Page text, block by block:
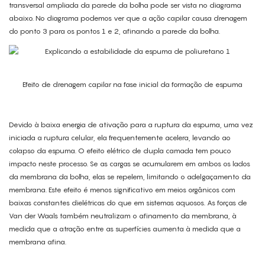
transversal ampliada da parede da bolha pode ser vista no diagrama
abaixo. No diagrama podemos ver que a ação capilar causa drenagem
do ponto 3 para os pontos 1 e 2, afinando a parede da bolha.
Efeito de drenagem capilar na fase inicial da formação de espuma
Devido à baixa energia de ativação para a ruptura da espuma, uma vez
iniciada a ruptura celular, ela frequentemente acelera, levando ao
colapso da espuma. O efeito elétrico de dupla camada tem pouco
impacto neste processo. Se as cargas se acumularem em ambos os lados
da membrana da bolha, elas se repelem, limitando o adelgaçamento da
membrana. Este efeito é menos significativo em meios orgânicos com
baixas constantes dielétricas do que em sistemas aquosos. As forças de
Van der Waals também neutralizam o afinamento da membrana, à
medida que a atração entre as superfícies aumenta à medida que a
membrana afina.